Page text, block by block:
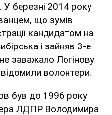
березні 2014 року
що зумів
кандидатом на
і зайняв 3-е
заважало Логінову
волонтери.
був до 1996 року
ЛДПР Володимира